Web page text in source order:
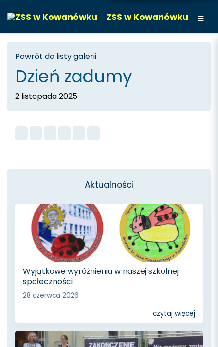
ZSS w Kowanówku
Powrót do listy galerii
Dzień zadumy
2 listopada 2025
Aktualności
Wyjątkowe wyróżnienia w naszej szkolnej
społeczności
28 czerwca 2026
czytaj więcej